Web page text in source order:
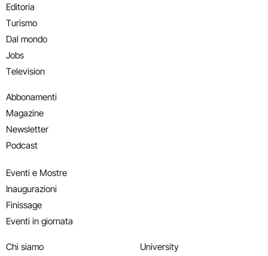
Editoria
Turismo
Dal mondo
Jobs
Television
Abbonamenti
Magazine
Newsletter
Podcast
Eventi e Mostre
Inaugurazioni
Finissage
Eventi in giornata
Chi siamo
University